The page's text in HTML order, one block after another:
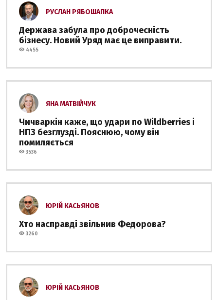
РУСЛАН РЯБОШАПКА
Держава забула про доброчесність
бізнесу. Новий Уряд має це виправити.
4455
ЯНА МАТВІЙЧУК
Чичваркін каже, що удари по Wildberries і
НПЗ безглузді. Пояснюю, чому він
помиляється
3536
ЮРІЙ КАСЬЯНОВ
Хто насправді звільнив Федорова?
3260
ЮРІЙ КАСЬЯНОВ